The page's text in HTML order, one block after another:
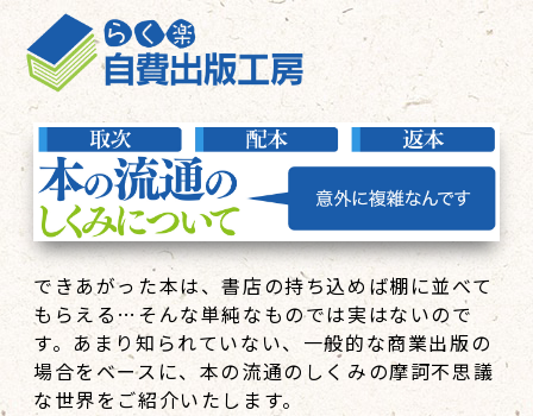
できあがった本は、書店の持ち込めば棚に並べて
もらえる…そんな単純なものでは実はないので
す。あまり知られていない、一般的な商業出版の
場合をベースに、本の流通のしくみの摩訶不思議
な世界をご紹介いたします。